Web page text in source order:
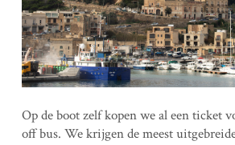
Op de boot zelf kopen we al een ticket
off bus. We krijgen de meest